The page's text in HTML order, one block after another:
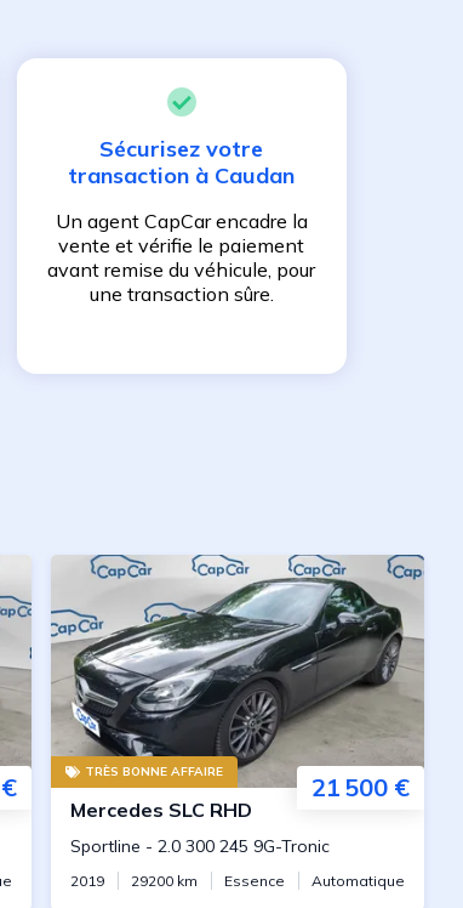
Sécurisez votre
transaction à Caudan
Un agent CapCar encadre la
vente et vérifie le paiement
avant remise du véhicule, pour
une transaction sûre.
TRÈS BONNE AFFAIRE
21 500 €
Mercedes SLC RHD
Sportline - 2.0 300 245 9G-Tronic
2019 29200 km Essence Automatique